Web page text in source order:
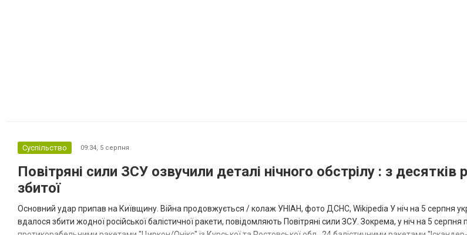
Суспільство 09:34, 5 серпня
Повітряні сили ЗСУ озвучили деталі нічного обстрілу : з
збитої
Основний удар припав на Київщину. Війна продовжується / колаж УНІАН, фото ДСНС, Wikipedia У ніч на 5 серпня
вдалося збити жодної російської балістичної ракети, повідомляють Повітряні сили ЗСУ. Зокрема, у ніч на 5 серпня